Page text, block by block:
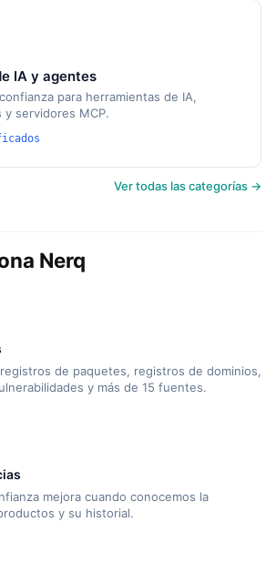
IA y agentes
para herramientas de IA,
servidores MCP.
Ver todas las categorías →
Nerq
de paquetes, registros de dominios,
y más de 15 fuentes.
mejora cuando conocemos la
y su historial.